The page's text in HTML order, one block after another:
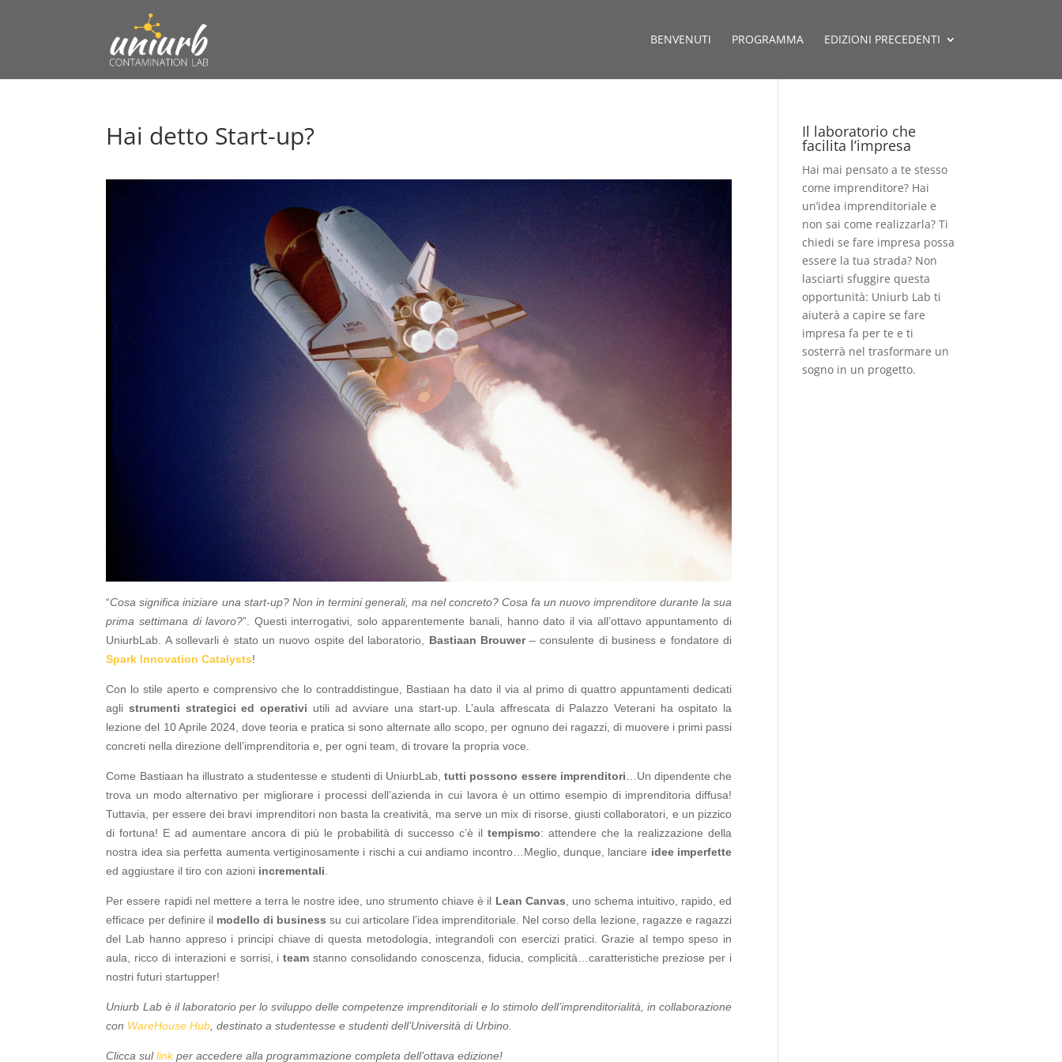
BENVENUTI PROGRAMMA EDIZIONI PRECEDENTI
Hai detto Start-up?
“Cosa significa iniziare una start-up? Non in termini generali, ma nel concreto? Cosa fa un nuovo imprenditore durante la sua
prima settimana di lavoro?”. Questi interrogativi, solo apparentemente banali, hanno dato il via all’ottavo appuntamento di
UniurbLab. A sollevarli è stato un nuovo ospite del laboratorio, Bastiaan Brouwer– consulente di business e fondatore di
Spark Innovation Catalysts!
Con lo stile aperto e comprensivo che lo contraddistingue, Bastiaan ha dato il via al primo di quattro appuntamenti dedicati
aglistrumenti strategici ed operativi utili ad avviare una start-up. L’aula affrescata di Palazzo Veterani ha ospitato la
lezione del 10 Aprile 2024, dove teoria e pratica si sono alternate allo scopo, per ognuno dei ragazzi, di muovere i primi passi
concreti nella direzione dell’imprenditoria e, per ogni team, di trovare la propria voce.
Come Bastiaan ha illustrato a studentesse e studenti di UniurbLab,tutti possono essere imprenditori …Un dipendente che
trova un modo alternativo per migliorare i processi dell’azienda in cui lavora è un ottimo esempio di imprenditoria diffusa!
Tuttavia, per essere dei bravi imprenditori non basta la creatività, ma serve un mix di risorse, giusti collaboratori, e un pizzico
di fortuna! E ad aumentare ancora di più le probabilità di successo c’è iltempismo: attendere che la realizzazione della
nostra idea sia perfetta aumenta vertiginosamente i rischi a cui andiamo incontro…Meglio, dunque, lanciare idee imperfette
ed aggiustare il tiro con azioni incrementali
Per essere rapidi nel mettere a terra le nostre idee, uno strumento chiave è il Lean Canvas , uno schema intuitivo, rapido, ed
efficace per definire il modello di business su cui articolare l’idea imprenditoriale. Nel corso della lezione, ragazze e ragazzi
del Lab hanno appreso i principi chiave di questa metodologia, integrandoli con esercizi pratici. Grazie al tempo speso in
aula, ricco di interazioni e sorrisi, iteam stanno consolidando conoscenza, fiducia, complicità…caratteristiche preziose per i
nostri futuri startupper!
Uniurb Lab è il laboratorio per lo sviluppo delle competenze imprenditoriali e lo stimolo dell’imprenditorialità, in collaborazione
con WareHouse Hub , destinato a studentesse e studenti dell’Università di Urbino.
Clicca sullinkper accedere alla programmazione completa dell’ottava edizione!
Il laboratorio che
facilita l’impresa
Hai mai pensato a te stesso
come imprenditore? Hai
un’idea imprenditoriale e
non sai come realizzarla? Ti
chiedi se fare impresa possa
essere la tua strada? Non
lasciarti sfuggire questa
opportunità: Uniurb Lab ti
aiuterà a capire se fare
impresa fa per te e ti
sosterrà nel trasformare un
sogno in un progetto.